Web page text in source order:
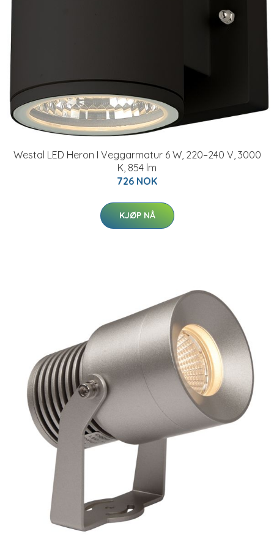
Westal LED Heron I Veggarmatur 6 W, 220–240 V, 3000
K, 854 lm
726 NOK
KJØP NÅ